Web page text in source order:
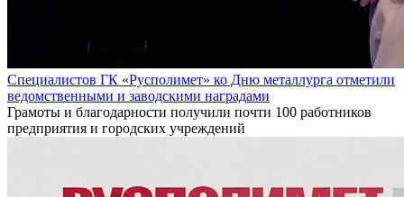
Специалистов ГК «Русполимет» ко Дню металлурга отметили
ведомственными и заводскими наградами
Грамоты и благодарности получили почти 100 работников
предприятия и городских учреждений